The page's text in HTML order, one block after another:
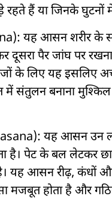
हैं या जिनके घुटनों
यह आसन शरीर के
पैर जांघ पर रखना
के लिए यह इसलिए
संतुलन बनाना मुश्किल
यह आसन उन
है। पेट के बल लेटकर
यह आसन रीढ़, कंधों
मजबूत होता है और